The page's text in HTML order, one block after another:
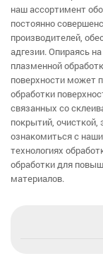
наш ассортимент
постоянно
производителей,
адгезии. Опираясь
плазменной
поверхности может
обработки
связанных со
покрытий,
ознакомиться с
технологиях
обработки для
материалов.